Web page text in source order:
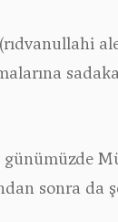
(rıdvanullahi
günümüzde
sonra da